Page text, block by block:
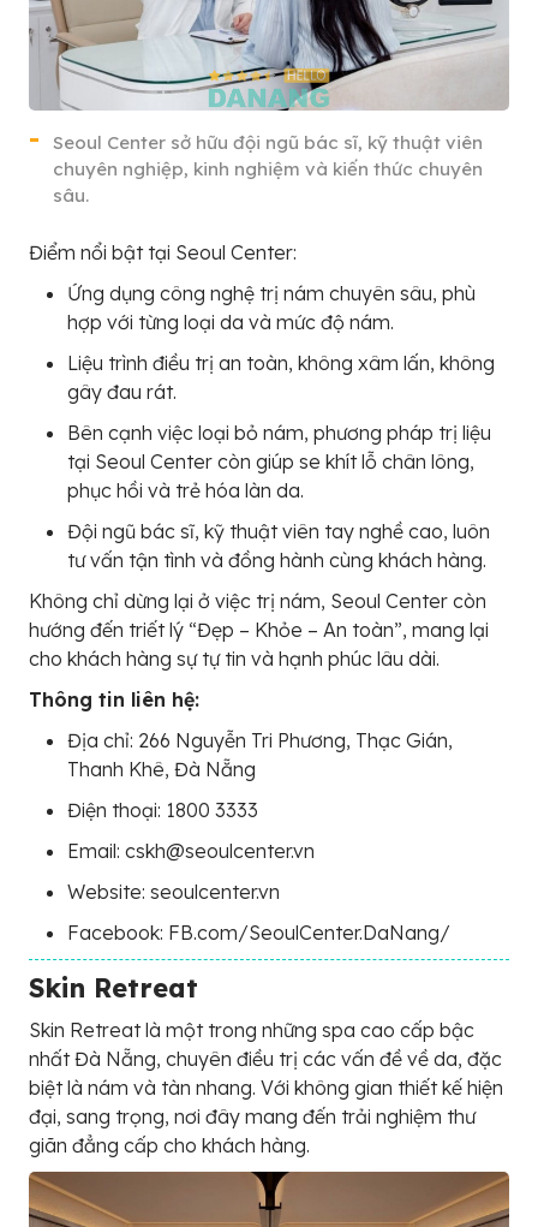
Seoul Center sở hữu đội ngũ bác sĩ, kỹ thuật viên
chuyên nghiệp, kinh nghiệm và kiến thức chuyên
sâu.
Điểm nổi bật tại Seoul Center:
Ứng dụng công nghệ trị nám chuyên sâu, phù
hợp với từng loại da và mức độ nám.
Liệu trình điều trị an toàn, không xâm lấn, không
gây đau rát.
Bên cạnh việc loại bỏ nám, phương pháp trị liệu
tại Seoul Center còn giúp se khít lỗ chân lông,
phục hồi và trẻ hóa làn da.
Đội ngũ bác sĩ, kỹ thuật viên tay nghề cao, luôn
tư vấn tận tình và đồng hành cùng khách hàng.
Không chỉ dừng lại ở việc trị nám, Seoul Center còn
hướng đến triết lý “Đẹp – Khỏe – An toàn”, mang lại
cho khách hàng sự tự tin và hạnh phúc lâu dài.
Thông tin liên hệ:
Địa chỉ: 266 Nguyễn Tri Phương, Thạc Gián,
Thanh Khê, Đà Nẵng
Điện thoại: 1800 3333
Email: cskh@seoulcenter.vn
Website: seoulcenter.vn
Facebook: FB.com/SeoulCenter.DaNang/
Skin Retreat
Skin Retreat là một trong những spa cao cấp bậc
nhất Đà Nẵng, chuyên điều trị các vấn đề về da, đặc
biệt là nám và tàn nhang. Với không gian thiết kế hiện
đại, sang trọng, nơi đây mang đến trải nghiệm thư
giãn đẳng cấp cho khách hàng.